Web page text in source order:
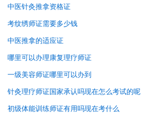
中医针灸推拿资格证
考纹绣师证需要多少钱
中医推拿的适应证
哪里可以办理康复理疗师证
一级美容师证哪里可以办到
针灸理疗师证国家承认吗现在怎么考试的呢
初级体能训练师证有用吗现在考什么